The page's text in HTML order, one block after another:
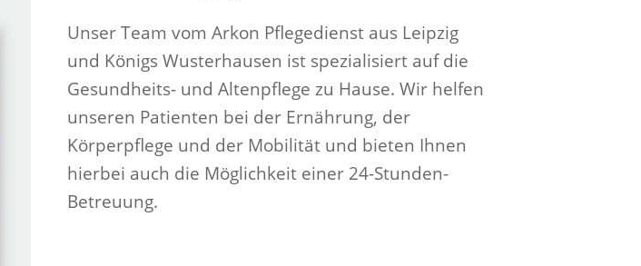
Unser Team vom Arkon Pflegedienst aus Leipzig
und Königs Wusterhausen ist spezialisiert auf die
Gesundheits- und Altenpflege zu Hause. Wir helfen
unseren Patienten bei der Ernährung, der
Körperpflege und der Mobilität und bieten Ihnen
hierbei auch die Möglichkeit einer 24-Stunden-
Betreuung.